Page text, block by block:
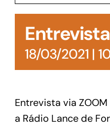
Acesso à Informação
Entrevista
18/03/2021 |
Entrevista via
a Rádio Lance de